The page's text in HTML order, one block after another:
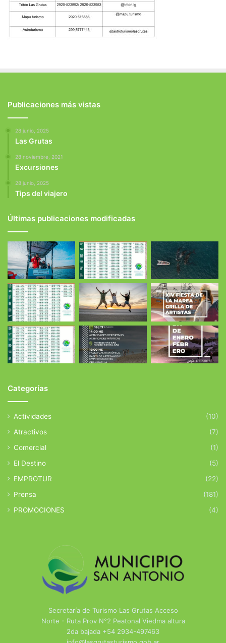
Publicaciones más vistas
28 junio, 2025
Las Grutas
28 noviembre, 2021
Excursiones
28 junio, 2025
Tips del viajero
Últimas publicaciones modificadas
Categorías
Actividades
(10)
Atractivos
(7)
Comercial
(1)
El Destino
(5)
EMPROTUR
(22)
Prensa
(181)
PROMOCIONES
(4)
Secretaría de Turismo Las Grutas Acceso
Norte - Ruta Prov N°2 Peatonal Viedma altura
2da bajada +54 2934-497463